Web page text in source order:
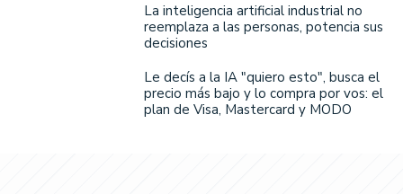
La inteligencia artificial industrial no
reemplaza a las personas, potencia sus
decisiones
Le decís a la IA "quiero esto", busca el
precio más bajo y lo compra por vos: el
plan de Visa, Mastercard y MODO